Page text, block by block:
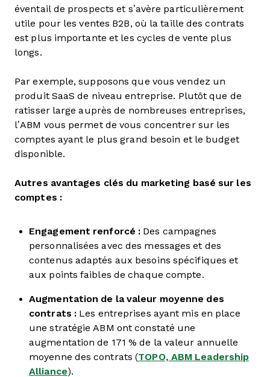
éventail de prospects et s’avère particulièrement
utile pour les ventes B2B, où la taille des contrats
est plus importante et les cycles de vente plus
longs.
Par exemple, supposons que vous vendez un
produit SaaS de niveau entreprise. Plutôt que de
ratisser large auprès de nombreuses entreprises,
l’ABM vous permet de vous concentrer sur les
comptes ayant le plus grand besoin et le budget
disponible.
Autres avantages clés du marketing basé sur les
comptes :
Engagement renforcé : Des campagnes
personnalisées avec des messages et des
contenus adaptés aux besoins spécifiques et
aux points faibles de chaque compte.
Augmentation de la valeur moyenne des
contrats : Les entreprises ayant mis en place
une stratégie ABM ont constaté une
augmentation de 171 % de la valeur annuelle
moyenne des contrats (TOPO, ABM Leadership
Alliance).